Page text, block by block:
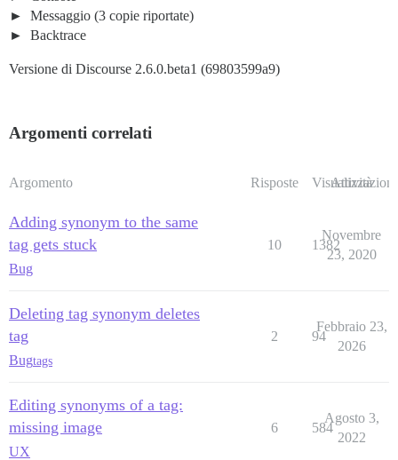
Messaggio (3 copie riportate)
Backtrace
Versione di Discourse 2.6.0.beta1 (69803599a9)
Argomenti correlati
Argomento Risposte Visualizzazioni
Attività
Adding synonym to the same
tag gets stuck
Bug
10 1382
Novembre
23, 2020
Deleting tag synonym deletes
tag
Bugtags
2 94
Febbraio 23,
2026
Editing synonyms of a tag:
missing image
UX
6 584
Agosto 3,
2022